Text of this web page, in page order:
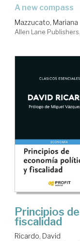
a new compass
Mazzucato, Mariana
Allen Lane
Principios
fiscalidad
Ricardo, David